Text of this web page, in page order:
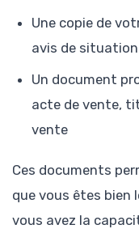
Une copie de
avis de
Un document
acte de vente,
vente
Ces documents
que vous êtes bien
vous avez la